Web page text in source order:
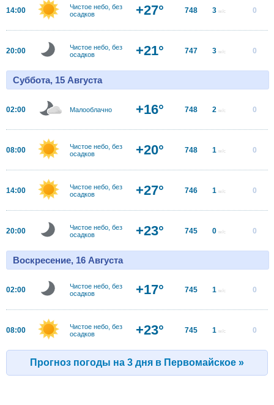
14:00
Чистое небо, без
осадков
+27° 748 3 м/с 0
20:00
Чистое небо, без
осадков
+21° 747 3 м/с 0
Суббота, 15 Августа
02:00 Малооблачно +16° 748 2 м/с 0
08:00
Чистое небо, без
осадков
+20° 748 1 м/с 0
14:00
Чистое небо, без
осадков
+27° 746 1 м/с 0
20:00
Чистое небо, без
осадков
+23° 745 0 м/с 0
Воскресение, 16 Августа
02:00
Чистое небо, без
осадков
+17° 745 1 м/с 0
08:00
Чистое небо, без
осадков
+23° 745 1 м/с 0
Прогноз погоды на 3 дня в Первомайское »